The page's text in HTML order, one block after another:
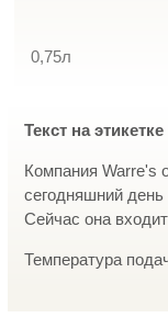
0,75л
Текст на этикетке
Компания Warre's
сегодняшний день
Сейчас она
Температура